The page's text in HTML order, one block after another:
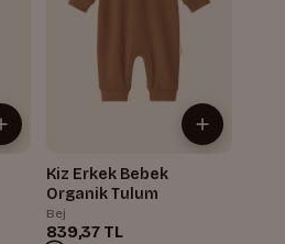
Kiz Erkek Bebek
Organik Tulum
Bej
839,37 TL